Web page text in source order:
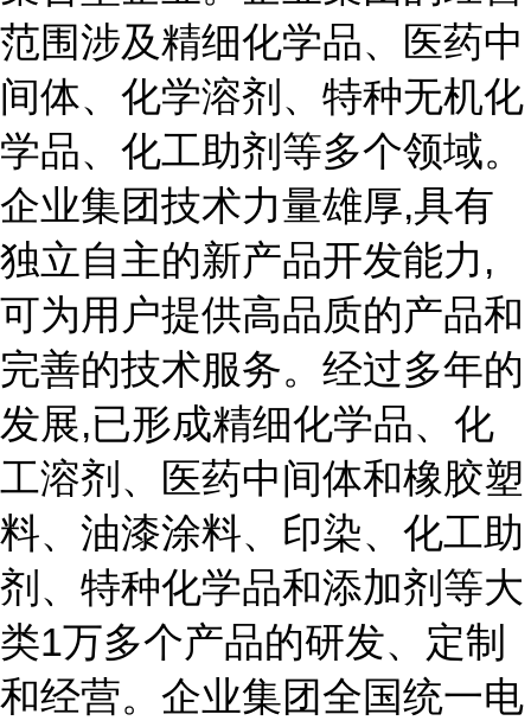
范围涉及精细化学品、医药中
间体、化学溶剂、特种无机化
学品、化工助剂等多个领域。
企业集团技术力量雄厚,具有
独立自主的新产品开发能力,
可为用户提供高品质的产品和
完善的技术服务。经过多年的
发展,已形成精细化学品、化
工溶剂、医药中间体和橡胶塑
料、油漆涂料、印染、化工助
剂、特种化学品和添加剂等大
类1万多个产品的研发、定制
和经营。企业集团全国统一电